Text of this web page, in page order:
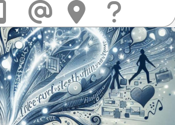
Anrufen
Mail
finden
Sie
uns
&